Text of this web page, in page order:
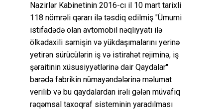
Nazirlər Kabinetinin 2016-cı il 10 mart tarixli
118 nömrəli qərarı ilə təsdiq edilmiş "Ümumi
istifadədə olan avtomobil nəqliyyatı ilə
ölkədaxili sərnişin və yükdaşımalarını yerinə
yetirən sürücülərin iş və istirahət rejiminə, iş
şəraitinin xüsusiyyətlərinə dair Qaydalar"
barədə fabrikin nümayəndələrinə məlumat
verilib və bu qaydalardan irəli gələn müvafiq
rəqəmsal taxoqraf sisteminin yaradılması